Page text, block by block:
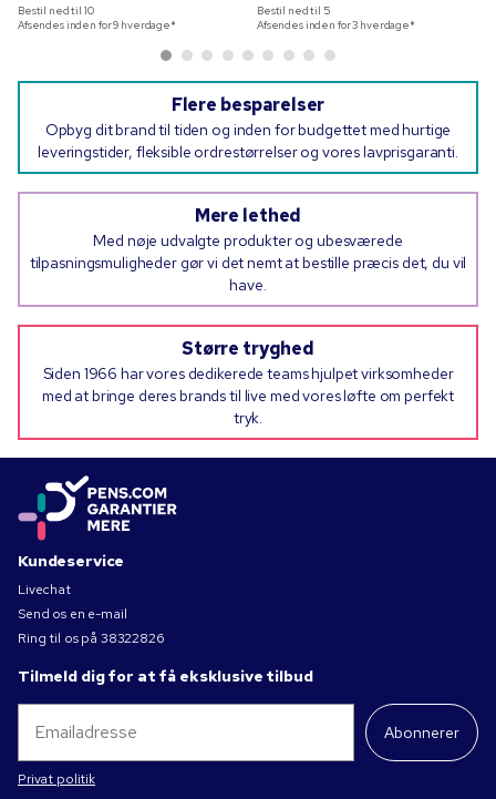
Bestil ned til 10
Afsendes inden for 9 hverdage*
Bestil ned til 5
Afsendes inden for 3 hverdage*
Flere besparelser
Opbyg dit brand til tiden og inden for budgettet med hurtige
leveringstider, fleksible ordrestørrelser og vores lavprisgaranti.
Mere lethed
Med nøje udvalgte produkter og ubesværede
tilpasningsmuligheder gør vi det nemt at bestille præcis det, du vil
have.
Større tryghed
Siden 1966 har vores dedikerede teams hjulpet virksomheder
med at bringe deres brands til live med vores løfte om perfekt
tryk.
Kundeservice
Livechat
Send os en e-mail
Ring til os på 38322826
Tilmeld dig for at få eksklusive tilbud
Abonnerer
Privat politik